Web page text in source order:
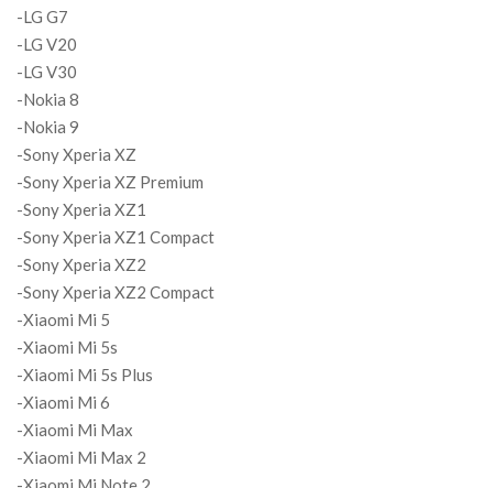
-LG G7
-LG V20
-LG V30
-Nokia 8
-Nokia 9
-Sony Xperia XZ
-Sony Xperia XZ Premium
-Sony Xperia XZ1
-Sony Xperia XZ1 Compact
-Sony Xperia XZ2
-Sony Xperia XZ2 Compact
-Xiaomi Mi 5
-Xiaomi Mi 5s
-Xiaomi Mi 5s Plus
-Xiaomi Mi 6
-Xiaomi Mi Max
-Xiaomi Mi Max 2